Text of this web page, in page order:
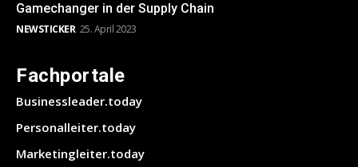
Gamechanger in der Supply Chain
NEWSTICKER 25. April 2023
Fachportale
Businessleader.today
Personalleiter.today
Marketingleiter.today